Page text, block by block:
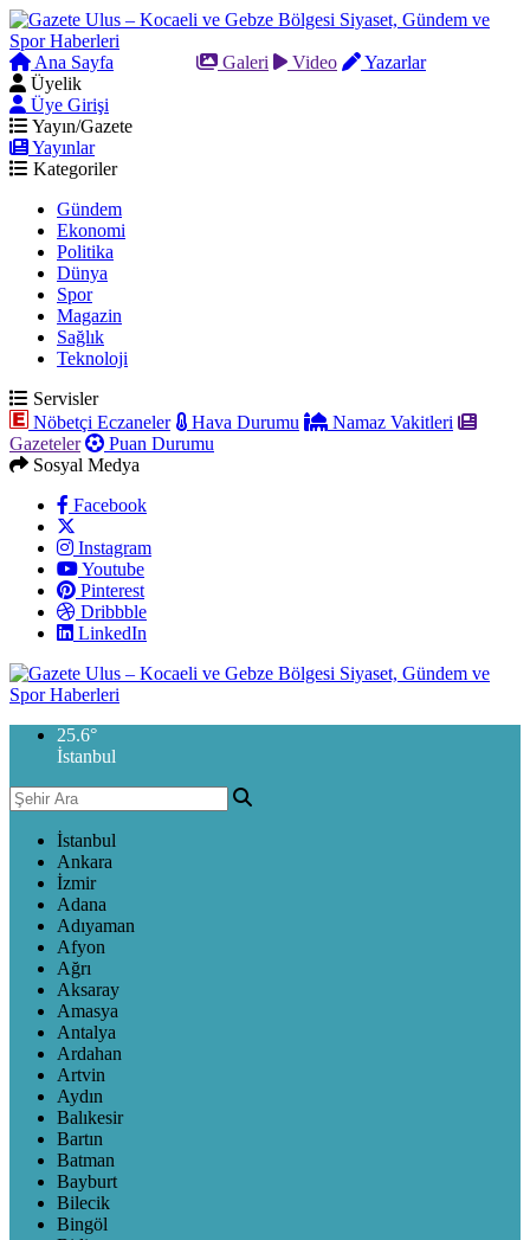
Ana Sayfa Galeri Video
Yazarlar
Üyelik
Üye Girişi
Yayın/Gazete
Yayınlar
Kategoriler
Gündem
Ekonomi
Politika
Dünya
Spor
Magazin
Sağlık
Teknoloji
Servisler
Nöbetçi Eczaneler
Hava Durumu
Namaz Vakitleri
Gazeteler
Puan Durumu
Sosyal Medya
Facebook
Instagram
Youtube
Pinterest
Dribbble
LinkedIn
25.6°
İstanbul
İstanbul
Ankara
İzmir
Adana
Adıyaman
Afyon
Ağrı
Aksaray
Amasya
Antalya
Ardahan
Artvin
Aydın
Balıkesir
Bartın
Batman
Bayburt
Bilecik
Bingöl